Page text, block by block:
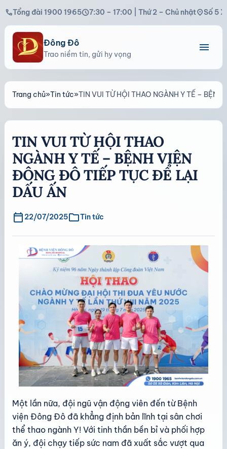
callTổng đài 1900 1965schedule7:30 – 17:00 | Thứ 2 – Chủ nhậtlocation_onSố 5
Đông Đô
Trao niềm tin, gửi hy vọng menu
Trang chủ»Tin tức»TIN VUI TỪ HỘI THAO NGÀNH Y TẾ –
TIN VUI TỪ HỘI THAO
NGÀNH Y TẾ – BỆNH VIỆN
ĐÔNG ĐÔ TIẾP TỤC ĐỂ LẠI
DẤU ẤN
calendar_today 22/07/2025folderTin tức
Một lần nữa, đội ngũ vận động viên đến từ Bệnh
viện Đông Đô đã khẳng định bản lĩnh tại sân chơi
thể thao ngành Y! Với tinh thần bền bỉ và phối hợp
ăn ý, đội chạy tiếp sức nam đã xuất sắc vượt qua